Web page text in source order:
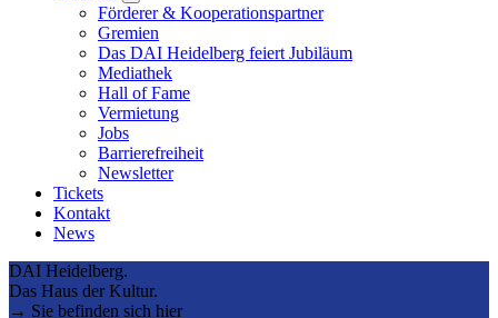
submenu
Förderer & Kooperationspartner
Gremien
Das DAI Heidelberg feiert Jubiläum
Mediathek
Hall of Fame
Vermietung
Jobs
Barrierefreiheit
Newsletter
Tickets
Kontakt
News
DAI Heidelberg.
Das Haus der Kultur.
→ Sie befinden sich hier